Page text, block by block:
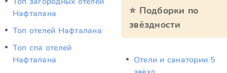
Нафталана
Топ отелей Нафталана
Топ спа отелей
Нафталана
⭐ Подборки по
звёздности
Отели и санатории 5